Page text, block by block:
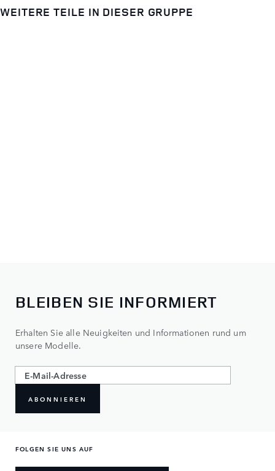
WEITERE TEILE IN DIESER GRUPPE
BLEIBEN SIE INFORMIERT
Erhalten Sie alle Neuigkeiten und Informationen rund um
unsere Modelle.
ABONNIEREN
FOLGEN SIE UNS AUF